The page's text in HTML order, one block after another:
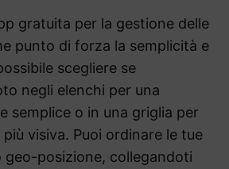
gratuita per la gestione delle
punto di forza la semplicità e
scegliere se
negli elenchi per una
semplice o in una griglia per
visiva. Puoi ordinare le tue
posizione, collegandoti